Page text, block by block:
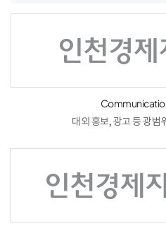
대외 홍보, 광고 등 광범